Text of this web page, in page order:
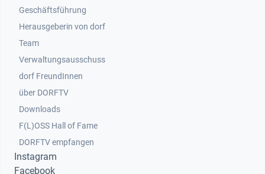
Geschäftsführung
Herausgeberin von dorf
Team
Verwaltungsausschuss
dorf FreundInnen
Footer 3
über DORFTV
Downloads
F(L)OSS Hall of Fame
Footer 4
DORFTV empfangen
Instagram
Facebook